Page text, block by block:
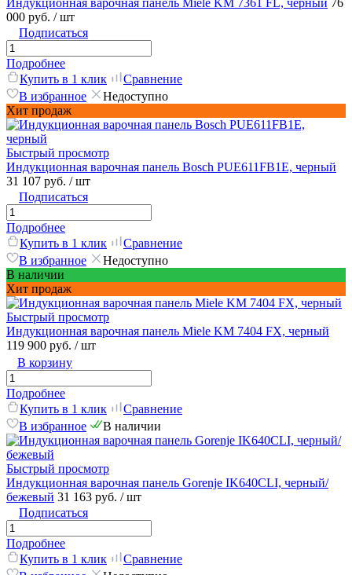
Индукционная варочная панель Miele KM 7361 FL, черный 76
000 руб. / шт
Подписаться
Подробнее
Купить в 1 клик
Сравнение
В избранное
Недоступно
Хит продаж
Быстрый просмотр
Индукционная варочная панель Bosch PUE611FB1E, черный
31 107 руб. / шт
Подписаться
Подробнее
Купить в 1 клик
Сравнение
В избранное
Недоступно
В наличии
Хит продаж
Быстрый просмотр
Индукционная варочная панель Miele KM 7404 FX, черный
119 900 руб. / шт
В корзину
Подробнее
Купить в 1 клик
Сравнение
В избранное
В наличии
Быстрый просмотр
Индукционная варочная панель Gorenje IK640CLI, черный/
бежевый 31 163 руб. / шт
Подписаться
Подробнее
Купить в 1 клик
Сравнение